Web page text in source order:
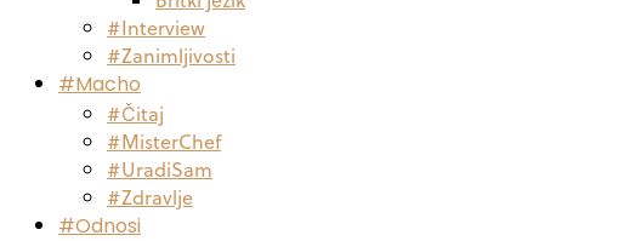
#Interview
#Zanimljivosti
#Macho
#Čitaj
#MisterChef
#UradiSam
#Zdravlje
#Odnosi